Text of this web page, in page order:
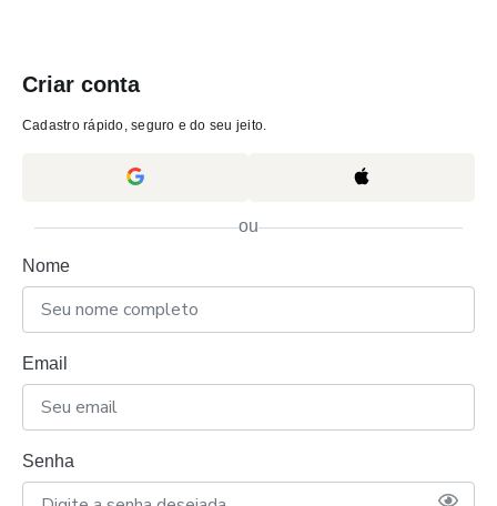
Criar conta
Cadastro rápido, seguro e do seu jeito.
ou
Nome
Email
Senha